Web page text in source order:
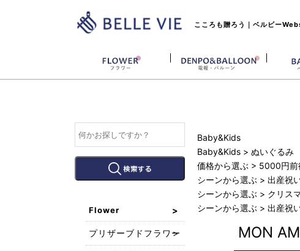
こころも贈ろう｜ベルビー
Baby&Kids
Baby&Kids > ぬいぐるみ
価格から選ぶ > 5000円前
シーンから選ぶ > 出産祝
シーンから選ぶ > クリス
シーンから選ぶ > 出産祝
MON
Flower
プリザーブドフラワー